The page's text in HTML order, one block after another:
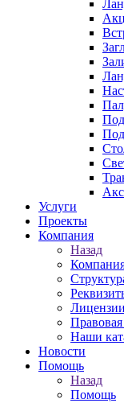
Услуги
Проекты
Компания
Назад
Наши
Новости
Помощь
Назад
Помощь